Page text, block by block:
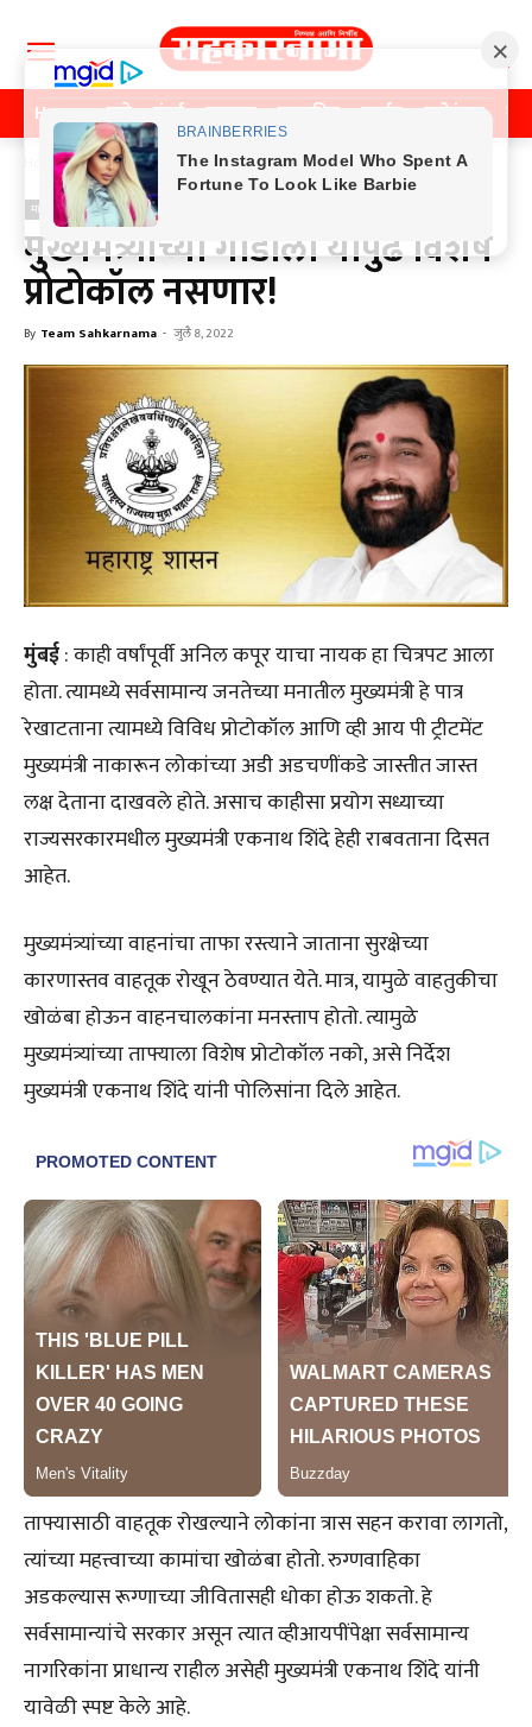
Home पुणे मुंबई महाराष्ट्र राजकीय क्राईम मनोरंजन
Home महाराष्ट्र
महाराष्ट्र
मुख्यमंत्र्यांच्या गाडीला यापुढे विशेष
प्रोटोकॉल नसणार!
By Team Sahkarnama - जुलै 8, 2022
मुंबई: काही वर्षांपूर्वी अनिल कपूर याचा नायक हा चित्रपट आला
होता. त्यामध्ये सर्वसामान्य जनतेच्या मनातील मुख्यमंत्री हे पात्र
रेखाटताना त्यामध्ये विविध प्रोटोकॉल आणि व्ही आय पी ट्रीटमेंट
मुख्यमंत्री नाकारून लोकांच्या अडी अडचणींकडे जास्तीत जास्त
लक्ष देताना दाखवले होते. असाच काहीसा प्रयोग सध्याच्या
राज्यसरकारमधील मुख्यमंत्री एकनाथ शिंदे हेही राबवताना दिसत
आहेत.
मुख्यमंत्र्यांच्या वाहनांचा ताफा रस्त्याने जाताना सुरक्षेच्या
कारणास्तव वाहतूक रोखून ठेवण्यात येते. मात्र, यामुळे वाहतुकीचा
खोळंबा होऊन वाहनचालकांना मनस्ताप होतो. त्यामुळे
मुख्यमंत्र्यांच्या ताफ्याला विशेष प्रोटोकॉल नको, असे निर्देश
मुख्यमंत्री एकनाथ शिंदे यांनी पोलिसांना दिले आहेत.
ताफ्यासाठी वाहतूक रोखल्याने लोकांना त्रास सहन करावा लागतो,
त्यांच्या महत्त्वाच्या कामांचा खोळंबा होतो. रुग्णवाहिका
अडकल्यास रूग्णाच्या जीवितासही धोका होऊ शकतो. हे
सर्वसामान्यांचे सरकार असून त्यात व्हीआयपींपेक्षा सर्वसामान्य
नागरिकांना प्राधान्य राहील असेही मुख्यमंत्री एकनाथ शिंदे यांनी
यावेळी स्पष्ट केले आहे.